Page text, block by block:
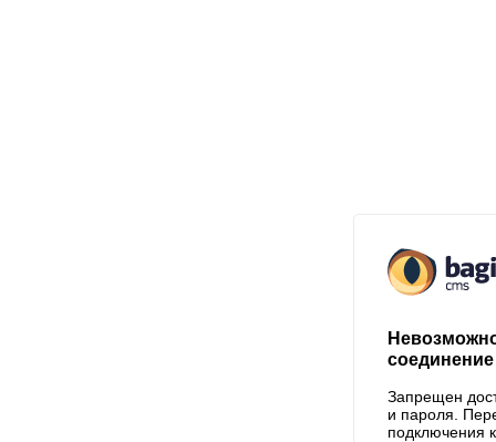
Запрещен
и пароля.
подключения